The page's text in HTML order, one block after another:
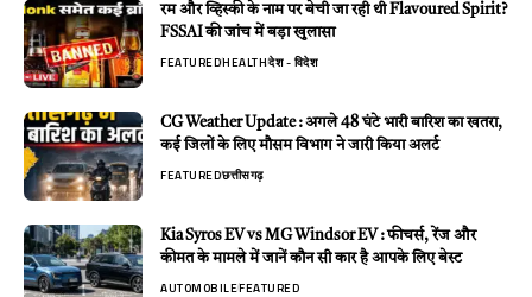
रम और व्हिस्की के नाम पर बेची जा रही थी Flavoured Spirit?
FSSAI की जांच में बड़ा खुलासा
FEATUREDHEALTHदेश - विदेश
CG Weather Update : अगले 48 घंटे भारी बारिश का खतरा,
कई जिलों के लिए मौसम विभाग ने जारी किया अलर्ट
FEATUREDछत्तीसगढ़
Kia Syros EV vs MG Windsor EV : फीचर्स, रेंज और
कीमत के मामले में जानें कौन सी कार है आपके लिए बेस्ट
AUTOMOBILEFEATURED